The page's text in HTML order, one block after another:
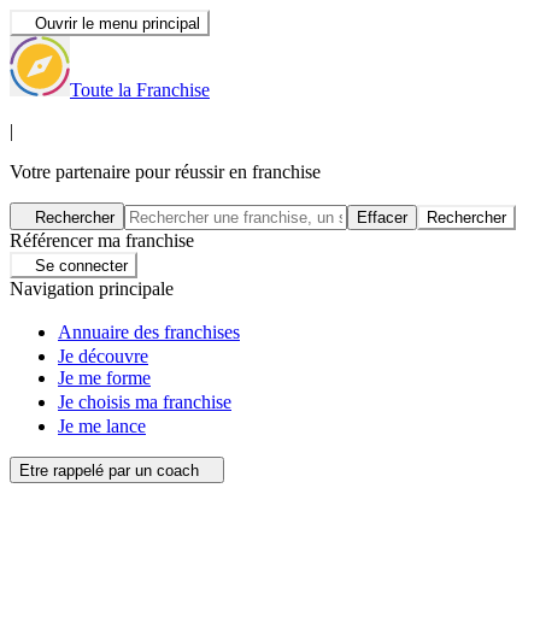
Ouvrir le menu principal
Toute la Franchise
|
Votre partenaire pour réussir en franchise
Rechercher Effacer Rechercher
Référencer ma franchise
Se connecter
Navigation principale
Annuaire des franchises
Je découvre
Je me forme
Je choisis ma franchise
Je me lance
Etre rappelé par un coach